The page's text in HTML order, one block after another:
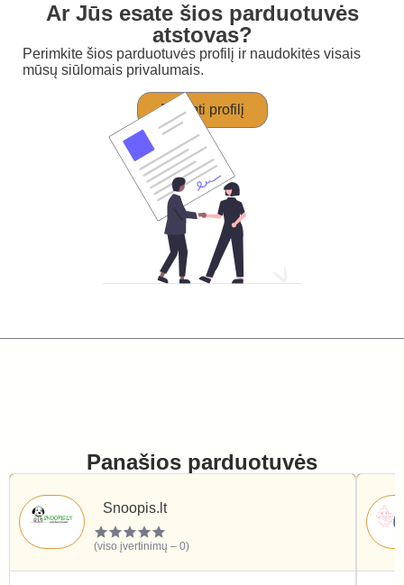
Ar Jūs esate šios parduotuvės
atstovas?
Perimkite šios parduotuvės profilį ir naudokitės visais
mūsų siūlomais privalumais.
Perimti profilį
Panašios parduotuvės
Snoopis.lt
(viso įvertinimų – 0)